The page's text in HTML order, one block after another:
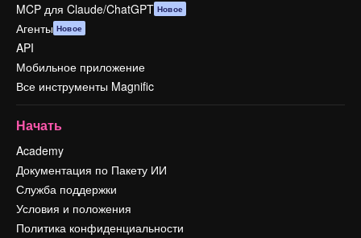
MCP для Claude/ChatGPT Новое
Агенты Новое
API
Мобильное приложение
Все инструменты Magnific
Начать
Academy
Документация по Пакету ИИ
Служба поддержки
Условия и положения
Политика конфиденциальности